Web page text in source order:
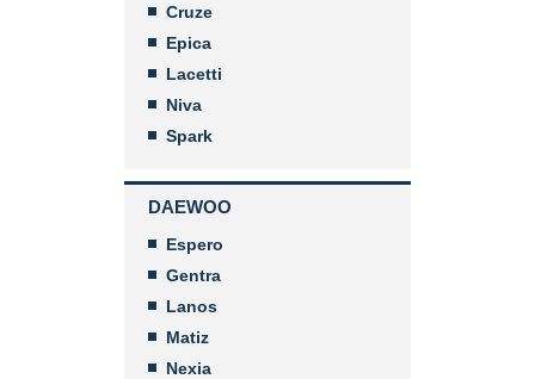
Cruze
Epica
Lacetti
Niva
Spark
DAEWOO
Espero
Gentra
Lanos
Matiz
Nexia